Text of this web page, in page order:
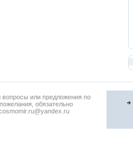
вопросы или предложения по
обязательно